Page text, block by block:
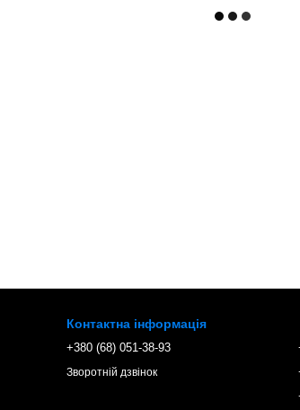
Контактна інформація
+380 (68) 051-38-93
Зворотній дзвінок